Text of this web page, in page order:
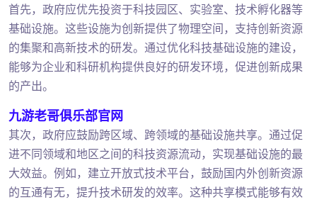
首先，政府应优先投资于科技园区、实验室、技术孵化器等
基础设施。这些设施为创新提供了物理空间，支持创新资源
的集聚和高新技术的研发。通过优化科技基础设施的建设，
能够为企业和科研机构提供良好的研发环境，促进创新成果
的产出。
九游老哥俱乐部官网
其次，政府应鼓励跨区域、跨领域的基础设施共享。通过促
进不同领域和地区之间的科技资源流动，实现基础设施的最
大效益。例如，建立开放式技术平台，鼓励国内外创新资源
的互通有无，提升技术研发的效率。这种共享模式能够有效